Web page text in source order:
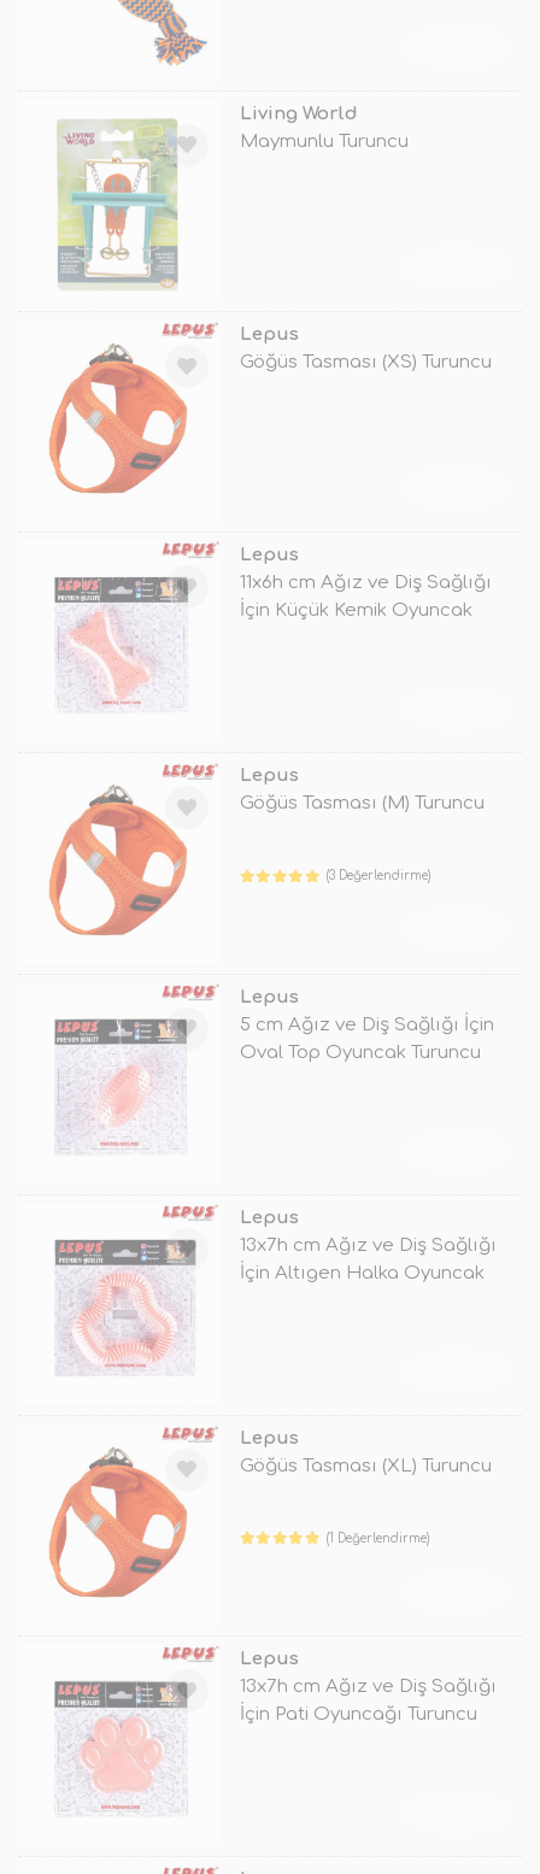
Living World
Maymunlu Turuncu
Lepus
Göğüs Tasması (XS) Turuncu
Lepus
11x6h cm Ağız ve Diş Sağlığı
İçin Küçük Kemik Oyuncak
Lepus
Göğüs Tasması (M) Turuncu
(3 Değerlendirme)
Lepus
5 cm Ağız ve Diş Sağlığı İçin
Oval Top Oyuncak Turuncu
Lepus
13x7h cm Ağız ve Diş Sağlığı
İçin Altıgen Halka Oyuncak
Lepus
Göğüs Tasması (XL) Turuncu
(1 Değerlendirme)
Lepus
13x7h cm Ağız ve Diş Sağlığı
İçin Pati Oyuncağı Turuncu